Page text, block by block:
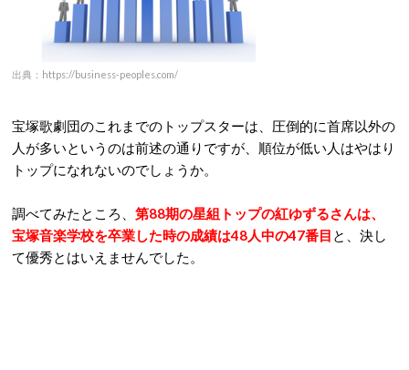
出典：https://business-peoples.com/
宝塚歌劇団のこれまでのトップスターは、圧倒的に首席以外の
人が多いというのは前述の通りですが、順位が低い人はやはり
トップになれないのでしょうか。
調べてみたところ、 第88期の星組トップの紅ゆずるさんは、
宝塚音楽学校を卒業した時の成績は48人中の47番目 と、決し
て優秀とはいえませんでした。